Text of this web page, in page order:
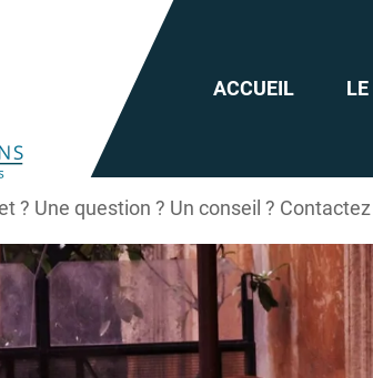
ACCUEIL
? Une question ? Un conseil ?